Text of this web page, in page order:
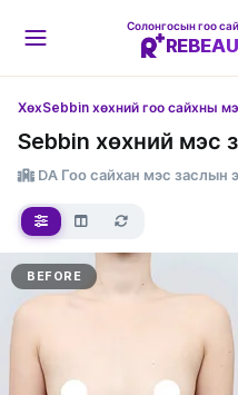
ХөхSebbin хөхний гоо сайхны
Sebbin хөхний мэс
DA Гоо сайхан мэс заслын
BEFORE